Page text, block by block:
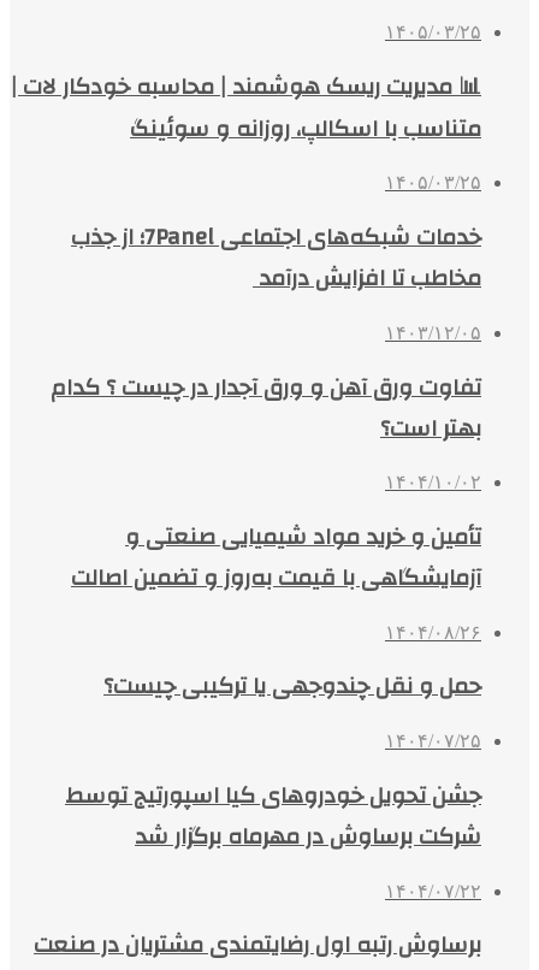
۱۴۰۵/۰۳/۲۵
📊 مدیریت ریسک هوشمند | محاسبه خودکار لات |
متناسب با اسکالپ، روزانه و سوئینگ
۱۴۰۵/۰۳/۲۵
خدمات شبکه‌های اجتماعی 7Panel؛ از جذب
مخاطب تا افزایش درآمد
۱۴۰۳/۱۲/۰۵
تفاوت ورق آهن و ورق آجدار در چیست ؟ کدام
بهتر است؟
۱۴۰۴/۱۰/۰۲
تأمین و خرید مواد شیمیایی صنعتی و
آزمایشگاهی با قیمت به‌روز و تضمین اصالت
۱۴۰۴/۰۸/۲۶
حمل و نقل چندوجهی یا ترکیبی چیست؟
۱۴۰۴/۰۷/۲۵
جشن تحویل خودروهای کیا اسپورتیج توسط
شرکت برساوش در مهرماه برگزار شد
۱۴۰۴/۰۷/۲۲
برساوش رتبه اول رضایتمندی مشتریان در صنعت